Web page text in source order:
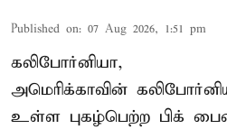
Published on: 07 Aug 2026, 1:51 pm
கலிபோர்னியா,
அமெரிக்காவின்
உள்ள புகழ்பெற்ற பிக்